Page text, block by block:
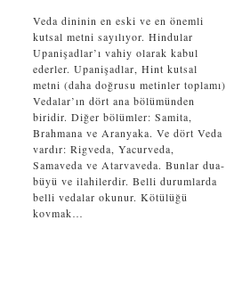
Veda dininin en eski ve en önemli
kutsal metni sayılıyor. Hindular
Upanişadlar’ı vahiy olarak kabul
ederler. Upanişadlar, Hint kutsal
metni (daha doğrusu metinler toplamı)
Vedalar’ın dört ana bölümünden
biridir. Diğer bölümler: Samita,
Brahmana ve Aranyaka. Ve dört Veda
vardır: Rigveda, Yacurveda,
Samaveda ve Atarvaveda. Bunlar dua-
büyü ve ilahilerdir. Belli durumlarda
belli vedalar okunur. Kötülüğü
kovmak…